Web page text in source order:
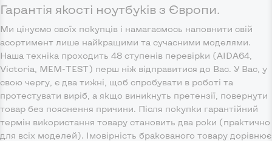
Гарантія якості ноутбуків з Європи.
Ми цінуємо своїх покупців і намагаємось наповнити свій
асортимент лише найкращими та сучасними моделями.
Наша техніка проходить 48 ступенів перевірки (AIDA64,
Victoria, MEM-TEST) перш ніж відправитися до Вас. У Вас, у
свою чергу, є два тижні, щоб спробувати в роботі та
протестувати виріб, а якщо виникнуть претензії, повернути
товар без пояснення причини. Після покупки гарантійний
термін використання товару становить два роки (практично
для всіх моделей). Імовірність бракованого товару дорівнює